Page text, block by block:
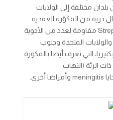
مختلفة إلى الولايات
ذرية من المكوّرة العقدية
مقاومة لعدد من الأدوية
المتحدة وجنوب
التي تعرف أيضا بالمكورة
الرئة (التهاب
meningitisوأمراضا أخرى.